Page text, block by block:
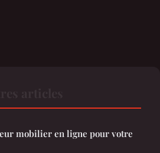
mobilier en ligne pour votre